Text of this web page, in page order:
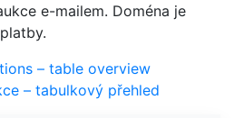
e-mailem. Doména je
– table overview
– tabulkový přehled